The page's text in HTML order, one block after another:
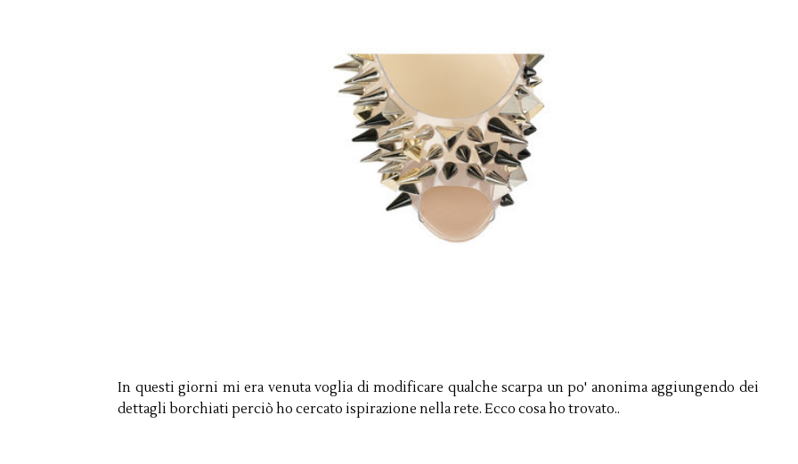
In questi giorni mi era venuta voglia di modificare qualche scarpa un po' anonima aggiungendo dei
dettagli borchiati perciò ho cercato ispirazione nella rete. Ecco cosa ho trovato..